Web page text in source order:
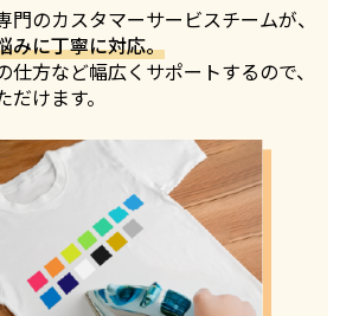
門のカスタマーサービスチームが、
みに丁寧に対応。
仕方など幅広くサポートするので、
けます。